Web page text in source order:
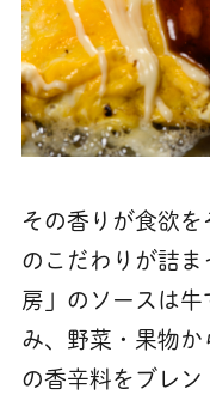
その香りが食欲
のこだわりが詰
房」のソースは
み、野菜・果物
の香辛料をブレ